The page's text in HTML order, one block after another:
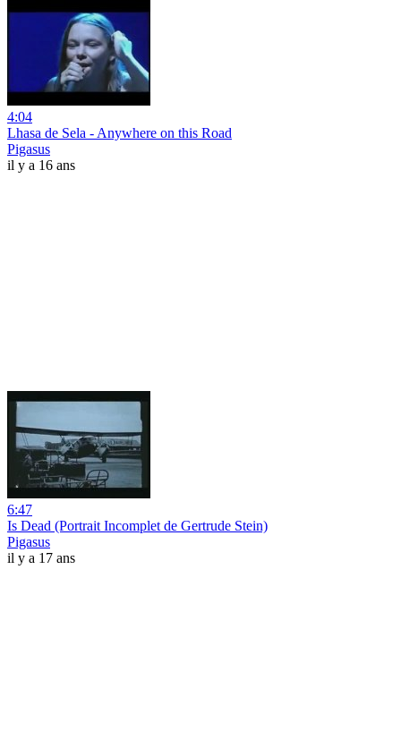
4:04
Lhasa de Sela - Anywhere on this Road
Pigasus
il y a 16 ans
6:47
Is Dead (Portrait Incomplet de Gertrude Stein)
Pigasus
il y a 17 ans